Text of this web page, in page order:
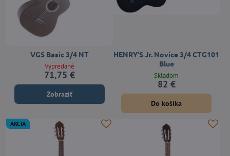
VGS Basic 3/4 NT
Vypredané
71,75 €
Zobraziť
HENRY’S Jr. Novice 3/4 CTG101
Blue
Skladom
82 €
Do košíka
AKCIA